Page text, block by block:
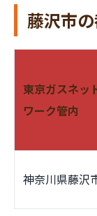
藤沢市
東京ガスネッ
ワーク管内
神奈川県藤沢